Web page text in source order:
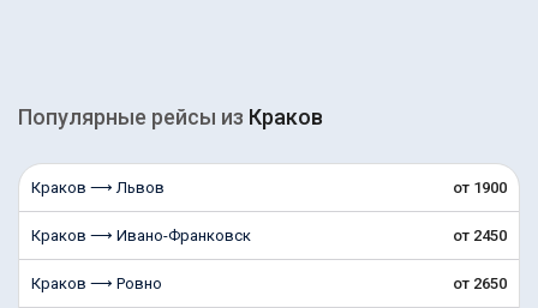
Популярные рейсы из Краков
Краков ⟶ Львов от 1900
Краков ⟶ Ивано-Франковск от 2450
Краков ⟶ Ровно от 2650